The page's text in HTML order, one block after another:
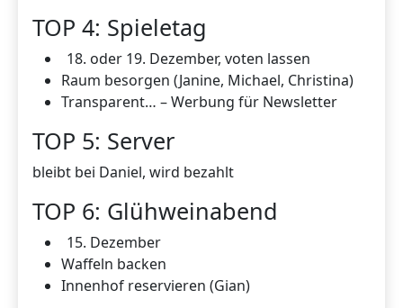
TOP 4: Spieletag
oder 19. Dezember, voten lassen
Raum besorgen (Janine, Michael, Christina)
Transparent… – Werbung für Newsletter
TOP 5: Server
bleibt bei Daniel, wird bezahlt
TOP 6: Glühweinabend
Dezember
Waffeln backen
Innenhof reservieren (Gian)